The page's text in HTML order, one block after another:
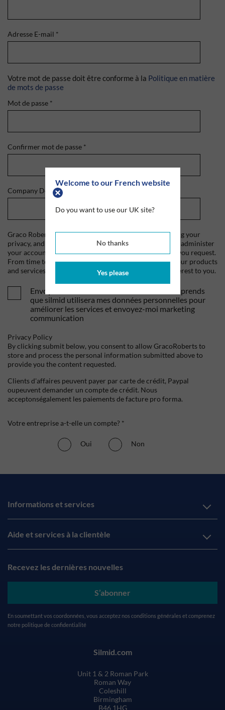
Welcome to our French website
Do you want to use our UK site?
No thanks
Yes please
Adresse E-mail *
Votre mot de passe doit être conforme à la Politique en matière
de mots de passe
Mot de passe *
Confirmer mot de passe *
Company Domain
Graco Roberts is committed to protecting and respecting your
privacy, and we'll only use your personal information to administer
your account and to provide the products and services you request.
From time to time, we would like to contact you about our products
and services, as well as other content that may be of interest to you.
Envoyez-moi vos offres et actualités. Je comprends
que silmid utilisera mes données personnelles pour
améliorer les services et envoyez-moi marketing
communication
Privacy Policy
By clicking submit below, you consent to allow GracoRoberts to
store and process the personal information submitted above to
provide you the content requested.
Clients d'affaires peuvent payer par carte de crédit, Paypal
oupeuvent demander un compte de crédit. Nous
acceptonségalement les paiements de facture pro forma.
Votre entreprise a-t-elle un compte? *
Oui Non
Informations et services
Aide et services à la clientèle
Recevez les dernières nouvelles
S’abonner
En soumettant vos coordonnées, vous acceptez nos conditions générales et comprenez
notre politique de confidentialité
Silmid.com
Unit 1 & 2 Roman Park
Roman Way
Coleshill
Birmingham
B46 1HG